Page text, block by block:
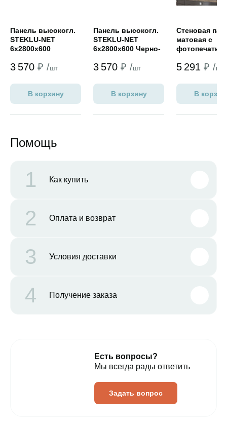
Панель высокогл.
STEKLU-NET
6х2800х600
3 570 ₽ /шт
В корзину
Панель высокогл.
STEKLU-NET
6х2800х600 Черно-
3 570 ₽ /шт
В корзину
Стеновая
матовая с
фотопечатью
5 291 ₽ /шт
В
Помощь
1 Как купить
2 Оплата и возврат
3 Условия доставки
4 Получение заказа
Есть вопросы?
Мы всегда рады ответить
Задать вопрос